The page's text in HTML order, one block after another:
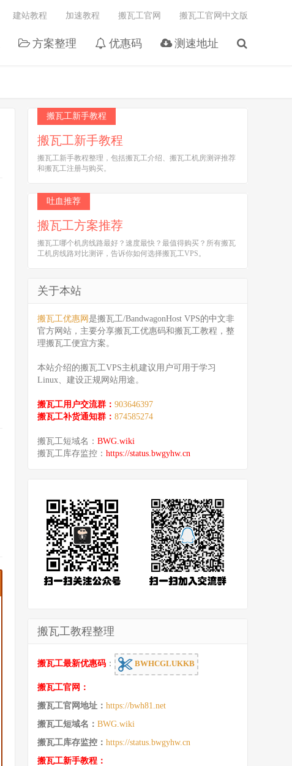
方案整理 优惠码 测速地址
建站教程 加速教程 搬瓦工官网 搬瓦工官网中文版
搬瓦工新手教程
搬瓦工新手教程
搬瓦工新手教程整理，包括搬瓦工介绍、搬瓦工机房测评推荐
和搬瓦工注册与购买。
吐血推荐
搬瓦工方案推荐
搬瓦工哪个机房线路最好？速度最快？最值得购买？所有搬瓦
工机房线路对比测评，告诉你如何选择搬瓦工VPS。
关于本站
搬瓦工优惠网 是搬瓦工/BandwagonHost VPS的中文非
官方网站，主要分享搬瓦工优惠码和搬瓦工教程，整
理搬瓦工便宜方案。
本站介绍的搬瓦工VPS主机建议用户可用于学习
Linux、建设正规网站用途。
搬瓦工用户交流群： 903646397
搬瓦工补货通知群： 874585274
搬瓦工短域名： BWG.wiki
搬瓦工库存监控： https://status.bwgyhw.cn
搬瓦工教程整理
搬瓦工最新优惠码 ： BWHCGLUKKB
搬瓦工官网：
搬瓦工官网地址： https://bwh81.net
搬瓦工短域名： BWG.wiki
搬瓦工库存监控： https://status.bwgyhw.cn
搬瓦工新手教程：